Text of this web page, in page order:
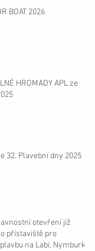
BOAT 2026
HROMADY APL ze
32. Plavební dny 2025
otevření již
přístaviště pro
na Labi, Nymburk